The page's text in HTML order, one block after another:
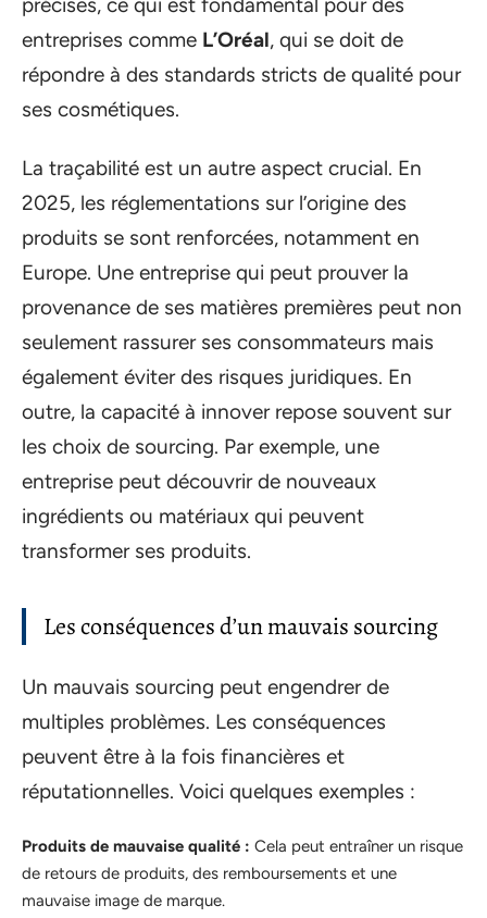
entreprises comme L’Oréal, qui se doit de
répondre à des standards stricts de qualité pour
ses cosmétiques.
La traçabilité est un autre aspect crucial. En
2025, les réglementations sur l’origine des
produits se sont renforcées, notamment en
Europe. Une entreprise qui peut prouver la
provenance de ses matières premières peut non
seulement rassurer ses consommateurs mais
également éviter des risques juridiques. En
outre, la capacité à innover repose souvent sur
les choix de sourcing. Par exemple, une
entreprise peut découvrir de nouveaux
ingrédients ou matériaux qui peuvent
transformer ses produits.
Les conséquences d’un mauvais sourcing
Un mauvais sourcing peut engendrer de
multiples problèmes. Les conséquences
peuvent être à la fois financières et
réputationnelles. Voici quelques exemples :
Produits de mauvaise qualité : Cela peut entraîner un risque
de retours de produits, des remboursements et une
mauvaise image de marque.